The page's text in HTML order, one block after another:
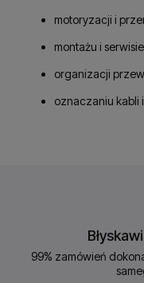
motoryzacji i
montażu i
organizacji
oznaczaniu kabli
99% zamówień